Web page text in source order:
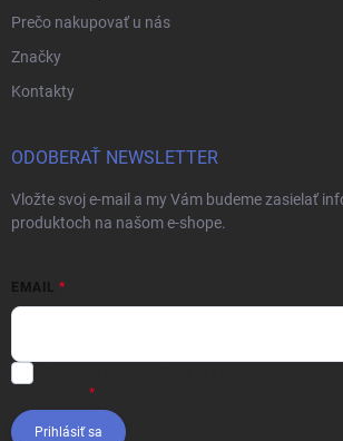
Prečo nakupovať u nás
Značky
Kontakty
ODOBERAŤ NEWSLETTER
Vložte svoj e-mail a my Vám budeme zasielať
produktoch na našom e-shope.
EMAIL
Prihlásiť sa